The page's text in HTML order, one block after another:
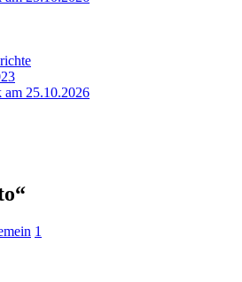
am 25.10.2026
1